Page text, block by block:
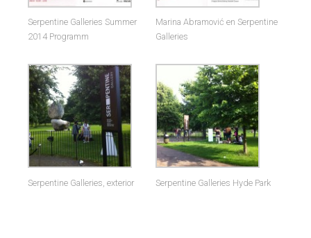
Serpentine Galleries Summer
2014 Programm
Marina Abramović en Serpentine
Galleries
Serpentine Galleries, exterior Serpentine Galleries Hyde Park